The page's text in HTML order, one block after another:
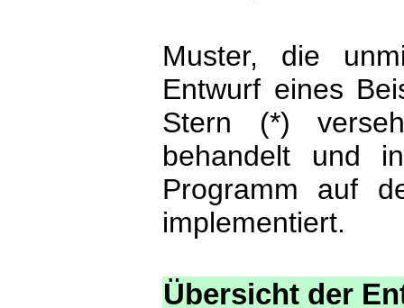
Muster, die
Entwurf eines
Stern (*)
behandelt und
Programm auf
implementiert.
Übersicht der